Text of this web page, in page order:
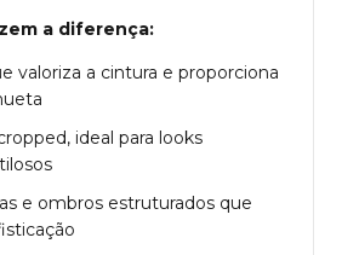
a diferença:
valoriza a cintura e proporciona
ideal para looks
e ombros estruturados que